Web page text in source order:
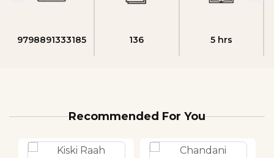
9798891333185 136 5 hrs
Recommended For You